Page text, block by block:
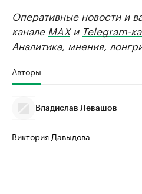
Оперативные новости и
канале MAXи Telegram-
Аналитика, мнения,
Авторы
Владислав Левашов
Виктория Давыдова